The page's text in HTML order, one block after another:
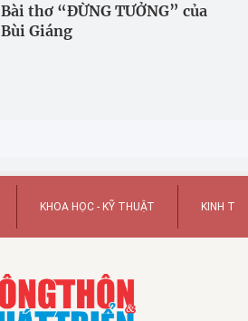
Bài thơ “ĐỪNG TƯỞNG” của
Bùi Giáng
KHOA HỌC - KỸ THUẬT KINH TẾ